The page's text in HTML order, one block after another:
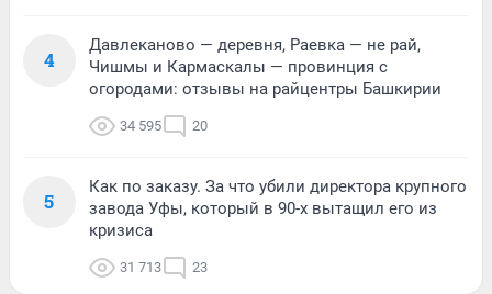
4
Давлеканово — деревня, Раевка — не рай,
Чишмы и Кармаскалы — провинция с
огородами: отзывы на райцентры Башкирии
34 595 20
5
Как по заказу. За что убили директора крупного
завода Уфы, который в 90-х вытащил его из
кризиса
31 713 23